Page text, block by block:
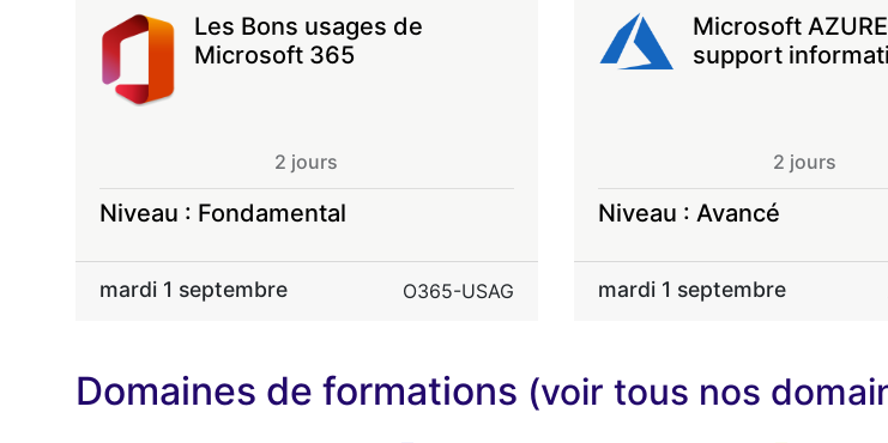
Les Bons usages de
Microsoft 365
2 jours
Niveau : Fondamental
mardi 1 septembre O365-USAG
Microsoft
support
2 jours
Niveau : Avancé
mardi 1 septembre
Domaines de formations (voir tous nos